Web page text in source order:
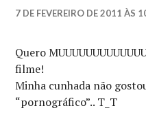
7 DE FEVEREIRO DE 2011 ÀS
Quero
filme!
Minha cunhada não
“pornográfico”.. T_T